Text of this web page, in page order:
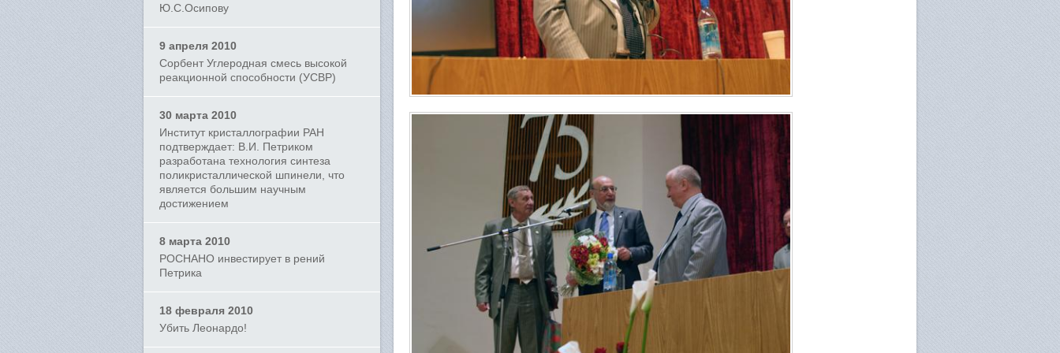
Ю.С.Осипову
9 апреля 2010
Сорбент Углеродная смесь высокой
реакционной способности (УСВР)
30 марта 2010
Институт кристаллографии РАН
подтверждает: В.И. Петриком
разработана технология синтеза
поликристаллической шпинели, что
является большим научным
достижением
8 марта 2010
РОСНАНО инвестирует в рений
Петрика
18 февраля 2010
Убить Леонардо!